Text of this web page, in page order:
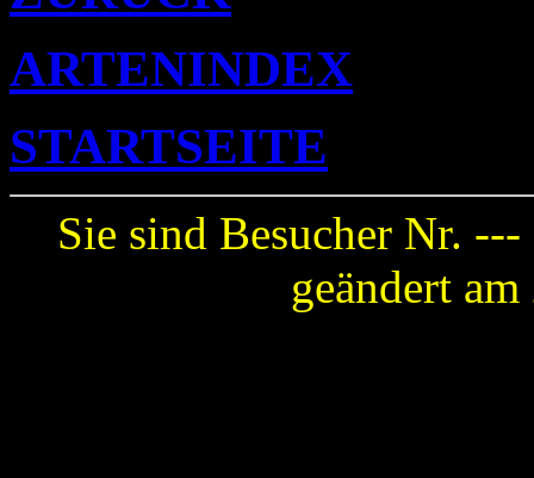
ARTENINDEX
STARTSEITE
Sie sind Besucher Nr. ---
geändert